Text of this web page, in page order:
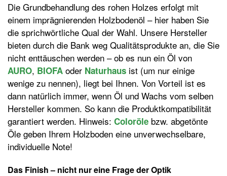
Die Grundbehandlung des rohen Holzes erfolgt mit
einem imprägnierenden Holzbodenöl – hier haben Sie
die sprichwörtliche Qual der Wahl. Unsere Hersteller
bieten durch die Bank weg Qualitätsprodukte an, die Sie
nicht enttäuschen werden – ob es nun ein Öl von
AURO, BIOFA oder Naturhaus ist (um nur einige
wenige zu nennen), liegt bei Ihnen. Von Vorteil ist es
dann natürlich immer, wenn Öl und Wachs vom selben
Hersteller kommen. So kann die Produktkompatibilität
garantiert werden. Hinweis: Coloröle bzw. abgetönte
Öle geben Ihrem Holzboden eine unverwechselbare,
individuelle Note!
Das Finish – nicht nur eine Frage der Optik